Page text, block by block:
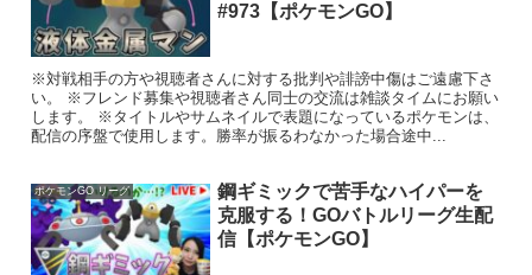
#973【ポケモンGO】
※対戦相手の方や視聴者さんに対する批判や誹謗中傷はご遠慮下さ
い。 ※フレンド募集や視聴者さん同士の交流は雑談タイムにお願い
します。 ※タイトルやサムネイルで表題になっているポケモンは、
配信の序盤で使用します。勝率が振るわなかった場合途中...
ポケモンGO リーグ
鋼ギミックで苦手なハイパーを
克服する！GOバトルリーグ生配
信【ポケモンGO】